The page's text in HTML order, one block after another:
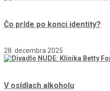
Čo príde po konci identity?
28. decembra 2025
V osídlach alkoholu